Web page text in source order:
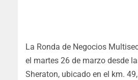
La Ronda de Negocios
el martes 26 de marzo desde
Sheraton, ubicado en el km.